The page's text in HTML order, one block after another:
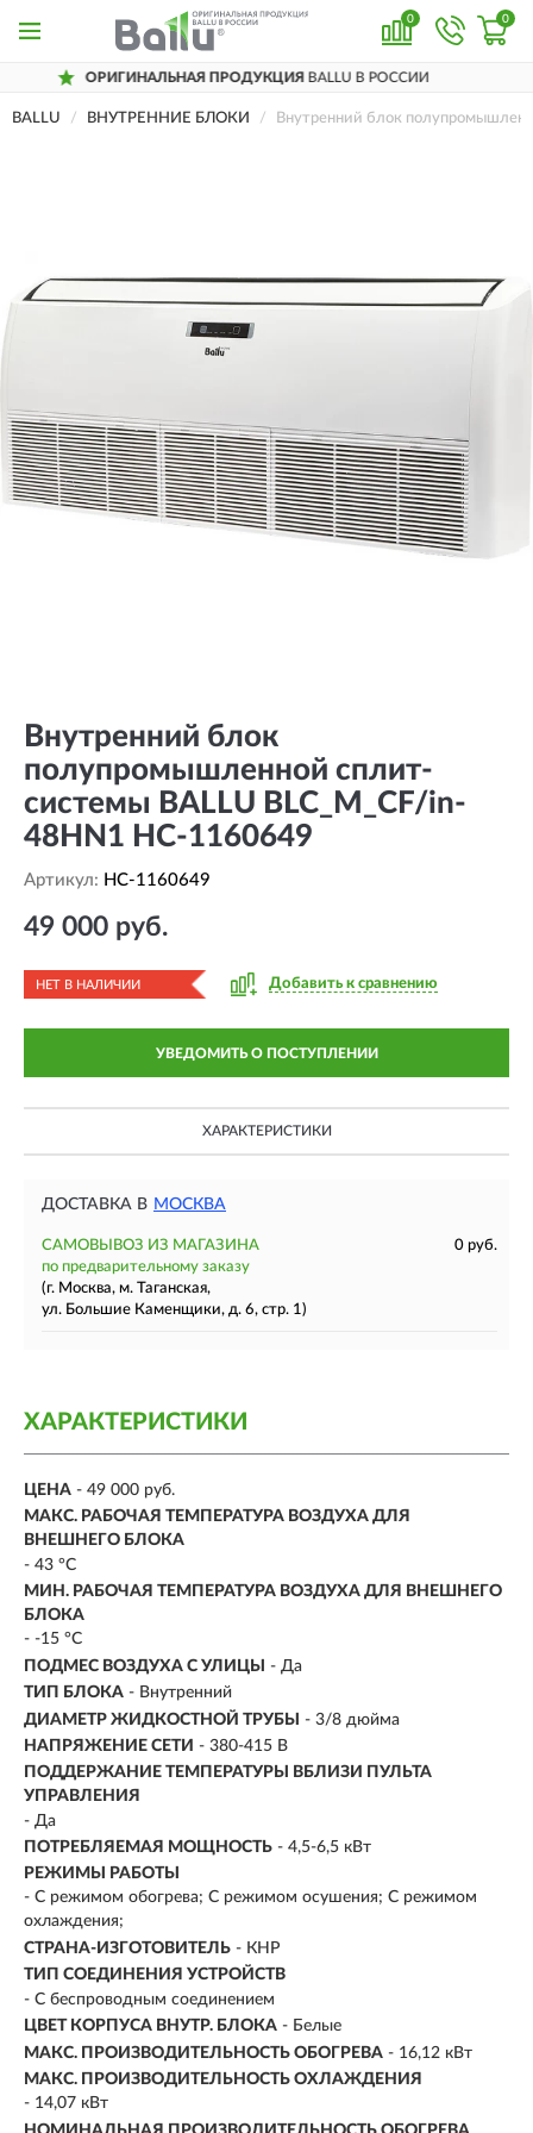
0 0
ПРОДУКЦИЯBALLU В РОССИИ
BALLU ВНУТРЕННИЕ БЛОКИ Внутренний блок
Внутренний блок
полупромышленной сплит-
системы BALLU BLC_M_CF/in-
48HN1 HC-1160649
Артикул: HC-1160649
49 000 руб.
НЕТ В НАЛИЧИИ Добавить к сравнению
УВЕДОМИТЬ О ПОСТУПЛЕНИИ
ХАРАКТЕРИСТИКИ
ДОСТАВКА В МОСКВА
САМОВЫВОЗ ИЗ МАГАЗИНА
0 руб.
по предварительному заказу
(г. Москва, м. Таганская,
ул. Большие Каменщики, д. 6, стр. 1)
ХАРАКТЕРИСТИКИ
ЦЕНА - 49 000 руб.
МАКС. РАБОЧАЯ ТЕМПЕРАТУРА ВОЗДУХА ДЛЯ
ВНЕШНЕГО БЛОКА
- 43 °С
МИН. РАБОЧАЯ ТЕМПЕРАТУРА ВОЗДУХА ДЛЯ ВНЕШНЕГО
БЛОКА
- -15 °С
ПОДМЕС ВОЗДУХА С УЛИЦЫ
- Да
ТИП БЛОКА - Внутренний
ДИАМЕТР ЖИДКОСТНОЙ ТРУБЫ
- 3/8 дюйма
НАПРЯЖЕНИЕ СЕТИ - 380-415 В
ПОДДЕРЖАНИЕ ТЕМПЕРАТУРЫ ВБЛИЗИ ПУЛЬТА
УПРАВЛЕНИЯ
- Да
ПОТРЕБЛЯЕМАЯ МОЩНОСТЬ - 4,5-6,5 кВт
РЕЖИМЫ РАБОТЫ
- С режимом обогрева; С режимом осушения; С режимом
охлаждения;
СТРАНА-ИЗГОТОВИТЕЛЬ - КНР
ТИП СОЕДИНЕНИЯ УСТРОЙСТВ
- С беспроводным соединением
ЦВЕТ КОРПУСА ВНУТР. БЛОКА - Белые
МАКС. ПРОИЗВОДИТЕЛЬНОСТЬ ОБОГРЕВА - 16,12 кВт
МАКС. ПРОИЗВОДИТЕЛЬНОСТЬ ОХЛАЖДЕНИЯ
- 14,07 кВт